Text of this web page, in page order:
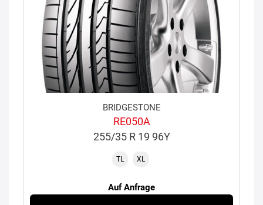
BRIDGESTONE
RE050A
255/35 R 19 96Y
TL XL
Auf Anfrage